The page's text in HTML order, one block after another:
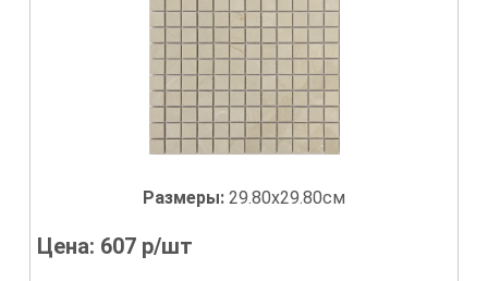
Размеры: 29.80x29.80см
Цена: 607 р/шт